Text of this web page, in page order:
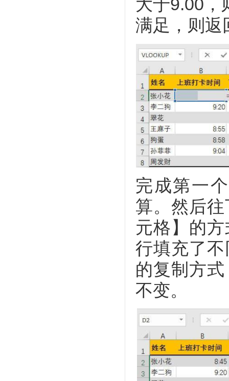
大于9.00，
满足，则返
完成第一
算。然后
元格】的
行填充了
的复制方
不变。